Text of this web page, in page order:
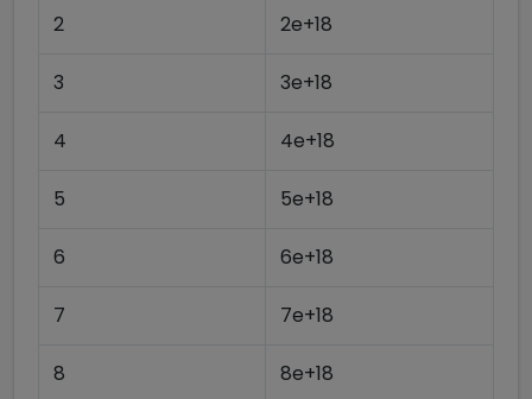
2 2e+18
3 3e+18
4 4e+18
5 5e+18
6 6e+18
7 7e+18
8 8e+18